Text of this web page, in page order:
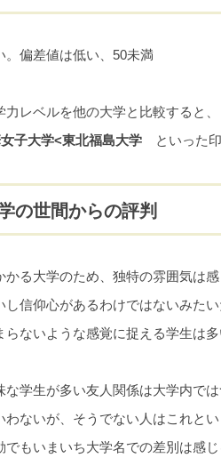
。偏差値は低い、50未満
レベルを他の大学と比較すると、
子大学<東北福島大学 といった印
の世間からの評判
かる大学のため、独特の雰囲気は
し信仰心があるわけではないみた
ないような感覚に捉える学生は多
な学生が多い友人関係は大学内で
わないが、そうでない人はこれと
でもいまいち大学名での差別は感